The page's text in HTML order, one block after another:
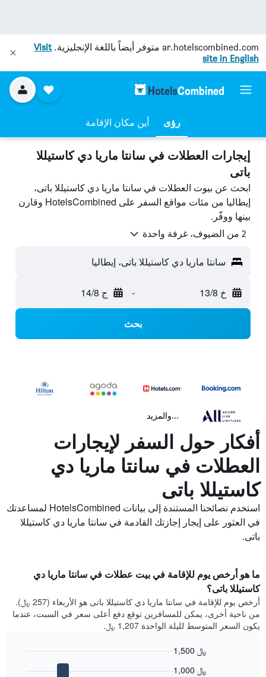
ar.hotelscombined.com متوفر أيضاً باللغة الإنجليزية.Visit
site in English
رؤى أين مكان الإقامة
إيجارات العطلات في سانتا ماريا دي كاستيللا
باتى
ابحث عن بيوت العطلات في سانتا ماريا دي كاستيللا باتى،
إيطاليا من مئات مواقع السفر على HotelsCombined وقارن
بينها ووفّر.
2 من الضيوف، غرفة واحدة
سانتا ماريا دي كاستيللا باتى، إيطاليا
خ 13/8 - ج 14/8
بحث
...والمزيد
أفكار حول السفر لإيجارات
العطلات في سانتا ماريا دي
كاستيللا باتى
استخدم نصائحنا المستندة إلى بيانات HotelsCombined لمساعدتك
في العثور على إيجار إجازتك القادمة في سانتا ماريا دي كاستيللا
باتى.
ما هو أرخص يوم للإقامة في بيت عطلات في سانتا ماريا دي
كاستيللا باتى؟
أرخص يوم للإقامة في سانتا ماريا دي كاستيللا باتى هو الأربعاء (257 ﷼).
من ناحية أخرى، يمكن للمسافرين توقع دفع أعلى سعر في السبت، عندما
يكون السعر المتوسط لليلة الواحدة 1,207 ﷼.
1,000 ﷼
1,500 ﷼